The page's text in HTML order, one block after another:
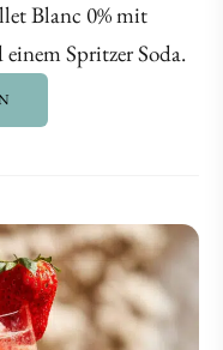
Blanc 0% mit
Spritzer Soda.